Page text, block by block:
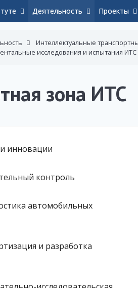
Деятельность Проекты
Интеллектуальные
исследования и испытания ИТС
зона ИТС
инновации
контроль
автомобильных
и разработка